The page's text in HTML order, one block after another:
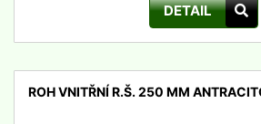
DETAIL
ROH VNITŘNÍ R.Š. 250 MM